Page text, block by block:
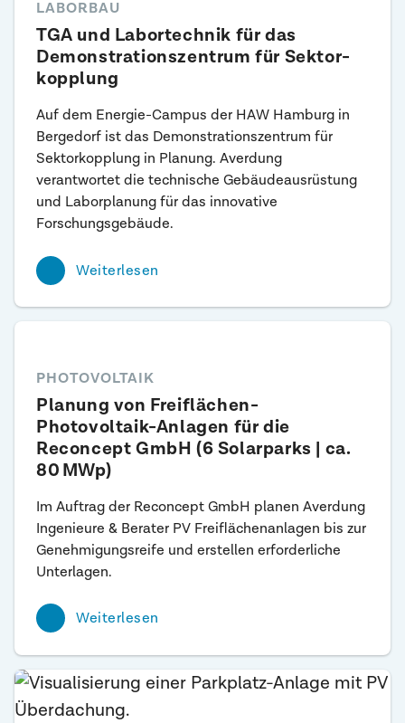
LABORBAU
TGA und Labor­technik für das
Demonstrations­zentrum für Sektor­
kopplung
Auf dem Energie-Campus der HAW Hamburg in
Bergedorf ist das Demonstrationszentrum für
Sektorkopplung in Planung. Averdung
verantwortet die technische Gebäudeausrüstung
und Laborplanung für das innovative
Forschungsgebäude.
Weiterlesen
PHOTOVOLTAIK
Planung von Freiflächen-
Photovoltaik-Anlagen für die
Reconcept GmbH (6 Solarparks | ca.
80 MWp)
Im Auftrag der Reconcept GmbH planen Averdung
Ingenieure & Berater PV Freiflächenanlagen bis zur
Genehmigungsreife und erstellen erforderliche
Unterlagen.
Weiterlesen